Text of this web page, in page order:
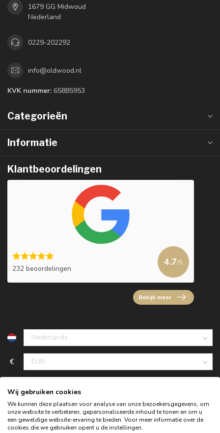
1679 GG Midwoud
Nederland
0229-202292
info@oldwood.nl
KVK nummer: 65885953
Categorieën
Informatie
Klantbeoordelingen
232 beoordelingen
4.7/5
Bekijk meer
€
Wij gebruiken cookies
We kunnen deze plaatsen voor analyse van onze bezoekersgegevens, om
onze website te verbeteren, gepersonaliseerde inhoud te tonen en om u
een geweldige website-ervaring te bieden. Voor meer informatie over de
cookies die we gebruiken opent u de instellingen.